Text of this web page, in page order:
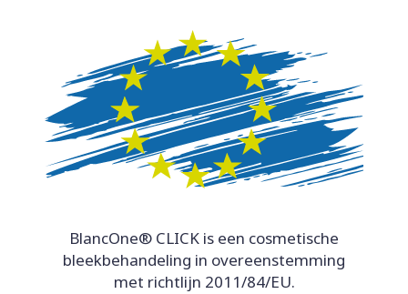
BlancOne® CLICK is een cosmetische
bleekbehandeling in overeenstemming
met richtlijn 2011/84/EU.